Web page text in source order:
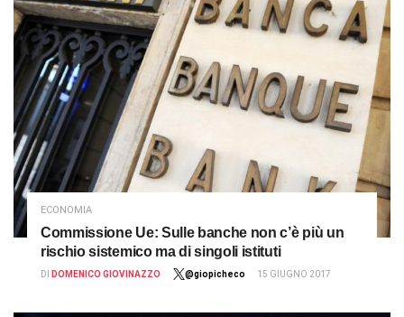
ECONOMIA
Commissione Ue: Sulle banche non c’è più un
rischio sistemico ma di singoli istituti
DI DOMENICO GIOVINAZZO @giopicheco 15 GIUGNO 2017